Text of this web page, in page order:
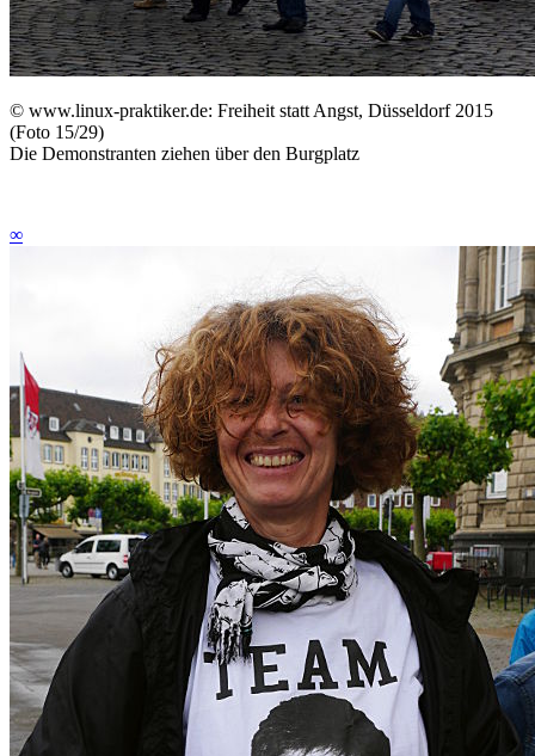
© www.linux-praktiker.de: Freiheit statt Angst, Düsseldorf 2015
(Foto 15/29)
Die Demonstranten ziehen über den Burgplatz
∞